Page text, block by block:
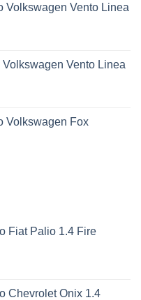
Volkswagen Vento Linea
Vento Linea
Volkswagen Fox
Fiat Palio 1.4 Fire
Chevrolet Onix 1.4